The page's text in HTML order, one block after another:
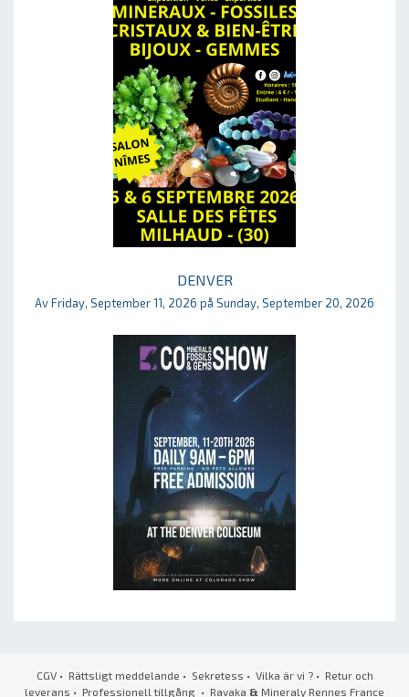
DENVER
Av Friday, September 11, 2026 på Sunday, September 20, 2026
CGV• Rättsligt meddelande • Sekretess • Vilka är vi ?• Retur och
leverans • Professionell tillgång • Ravaka & Mineraly Rennes France